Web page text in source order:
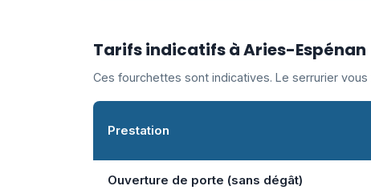
Tarifs indicatifs à Aries-Espénan
Ces fourchettes sont indicatives. Le serrurier
Prestation
Ouverture de porte (sans dégât)